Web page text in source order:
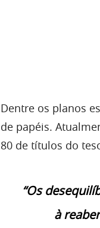
Dentre os planos
de papéis.
80 de títulos do
“Os
à